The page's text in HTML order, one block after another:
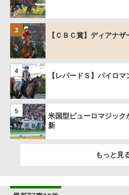
3
【ＣＢＣ賞】ディアナザ
4
【レパードＳ】パイロ
5
米国型ピューロマジッ
新
もっと見